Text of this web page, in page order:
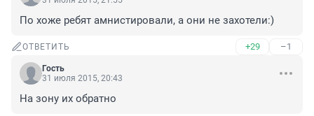
По хоже ребят амнистировали, а они не захотели:)
ОТВЕТИТЬ +29 –1
Гость
31 июля 2015, 20:43
На зону их обратно